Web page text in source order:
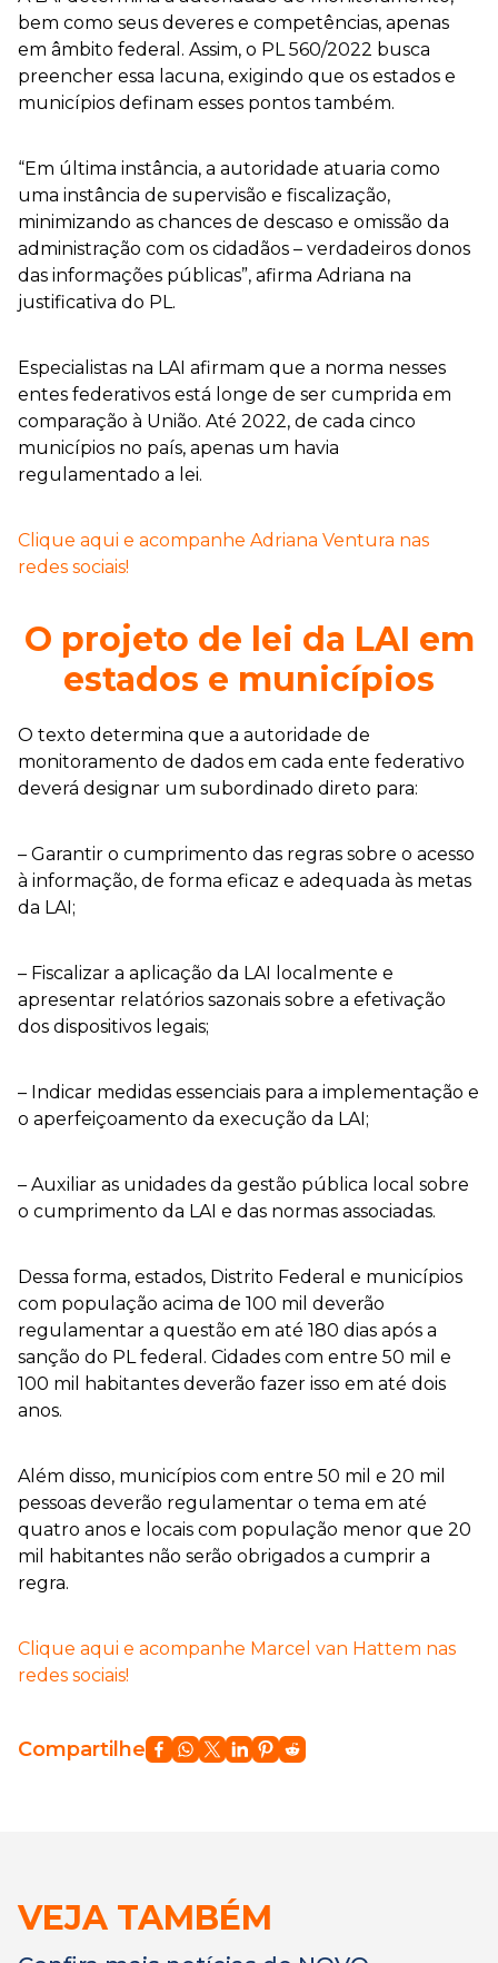
bem como seus deveres e competências, apenas
em âmbito federal. Assim, o PL 560/2022 busca
preencher essa lacuna, exigindo que os estados e
municípios definam esses pontos também.
“Em última instância, a autoridade atuaria como
uma instância de supervisão e fiscalização,
minimizando as chances de descaso e omissão da
administração com os cidadãos – verdadeiros donos
das informações públicas”, afirma Adriana na
justificativa do PL.
Especialistas na LAI afirmam que a norma nesses
entes federativos está longe de ser cumprida em
comparação à União. Até 2022, de cada cinco
municípios no país, apenas um havia
regulamentado a lei.
Clique aqui e acompanhe Adriana Ventura nas
redes sociais!
O projeto de lei da LAI em
estados e municípios
O texto determina que a autoridade de
monitoramento de dados em cada ente federativo
deverá designar um subordinado direto para:
– Garantir o cumprimento das regras sobre o acesso
à informação, de forma eficaz e adequada às metas
da LAI;
– Fiscalizar a aplicação da LAI localmente e
apresentar relatórios sazonais sobre a efetivação
dos dispositivos legais;
– Indicar medidas essenciais para a implementação e
o aperfeiçoamento da execução da LAI;
– Auxiliar as unidades da gestão pública local sobre
o cumprimento da LAI e das normas associadas.
Dessa forma, estados, Distrito Federal e municípios
com população acima de 100 mil deverão
regulamentar a questão em até 180 dias após a
sanção do PL federal. Cidades com entre 50 mil e
100 mil habitantes deverão fazer isso em até dois
anos.
Além disso, municípios com entre 50 mil e 20 mil
pessoas deverão regulamentar o tema em até
quatro anos e locais com população menor que 20
mil habitantes não serão obrigados a cumprir a
regra.
Clique aqui e acompanhe Marcel van Hattem nas
redes sociais!
Compartilhe
VEJA TAMBÉM